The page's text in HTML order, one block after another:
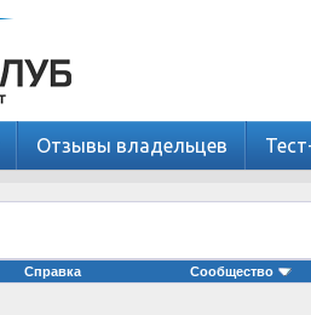
Отзывы владельцев
Справка Сообщество